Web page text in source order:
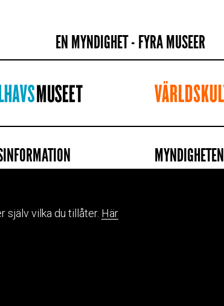
själv vilka du tillåter. Här
EN MYNDIGHET - FYRA MUSEER
MYNDIGHETEN